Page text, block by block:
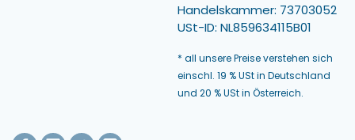
Handelskammer: 73703052
USt-ID: NL859634115B01
* all unsere Preise verstehen sich
einschl. 19 % USt in Deutschland
und 20 % USt in Österreich.